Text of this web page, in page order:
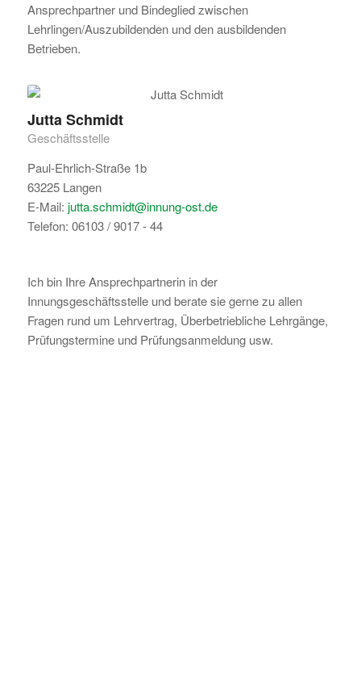
Ansprechpartner und Bindeglied zwischen
Lehrlingen/Auszubildenden und den ausbildenden
Betrieben.
Jutta Schmidt
Geschäftsstelle
Paul-Ehrlich-Straße 1b
63225 Langen
E-Mail: jutta.schmidt@innung-ost.de
Telefon: 06103 / 9017 - 44
Ich bin Ihre Ansprechpartnerin in der
Innungsgeschäftsstelle und berate sie gerne zu allen
Fragen rund um Lehrvertrag, Überbetriebliche Lehrgänge,
Prüfungstermine und Prüfungsanmeldung usw.